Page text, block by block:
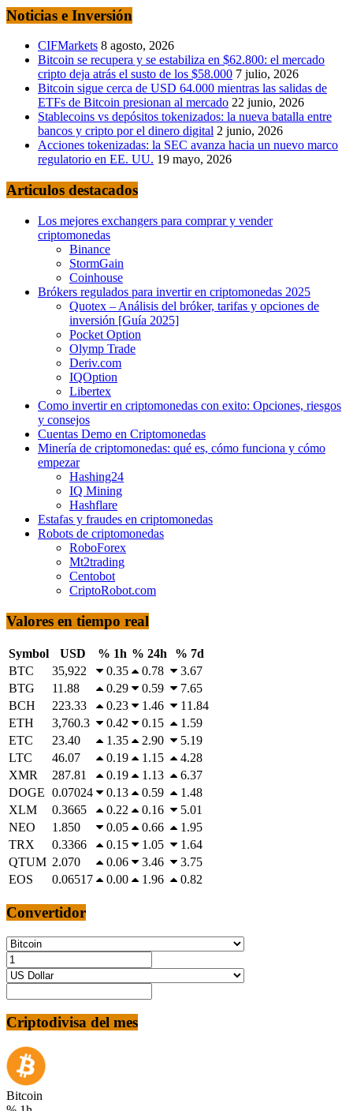
Noticias e Inversión
CIFMarkets 8 agosto, 2026
Bitcoin se recupera y se estabiliza en $62.800: el mercado
cripto deja atrás el susto de los $58.000 7 julio, 2026
Bitcoin sigue cerca de USD 64.000 mientras las salidas de
ETFs de Bitcoin presionan al mercado 22 junio, 2026
Stablecoins vs depósitos tokenizados: la nueva batalla entre
bancos y cripto por el dinero digital 2 junio, 2026
Acciones tokenizadas: la SEC avanza hacia un nuevo marco
regulatorio en EE. UU. 19 mayo, 2026
Articulos destacados
Los mejores exchangers para comprar y vender
criptomonedas
Binance
StormGain
Coinhouse
Brókers regulados para invertir en criptomonedas 2025
Quotex – Análisis del bróker, tarifas y opciones de
inversión [Guía 2025]
Pocket Option
Olymp Trade
Deriv.com
IQOption
Libertex
Como invertir en criptomonedas con exito: Opciones, riesgos
y consejos
Cuentas Demo en Criptomonedas
Minería de criptomonedas: qué es, cómo funciona y cómo
empezar
Hashing24
IQ Mining
Hashflare
Estafas y fraudes en criptomonedas
Robots de criptomonedas
RoboForex
Mt2trading
Centobot
CriptoRobot.com
Valores en tiempo real
Symbol USD % 1h % 24h
% 7d
BTC
35,922 0.35 0.78
3.67
BTG
11.88 0.29 0.59
7.65
BCH
223.33 0.23 1.46
11.84
ETH
3,760.3 0.42 0.15
1.59
ETC
23.40 1.35 2.90
5.19
LTC
46.07 0.19 1.15
4.28
XMR
287.81 0.19 1.13
6.37
DOGE 0.07024 0.13 0.59
1.48
XLM
0.3665 0.22 0.16
5.01
NEO
1.850 0.05 0.66
1.95
TRX
0.3366 0.15 1.05
1.64
QTUM 2.070 0.06 3.46
3.75
EOS
0.06517 0.00 1.96 0.82
Convertidor
Criptodivisa del mes
Bitcoin